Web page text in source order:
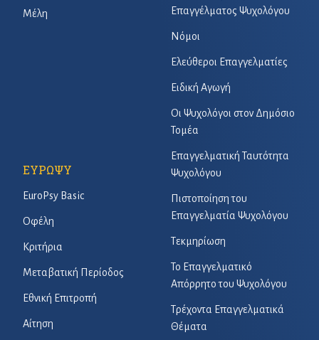
Μέλη
Επαγγέλματος Ψυχολόγου
Νόμοι
Ελεύθεροι Επαγγελματίες
Ειδική Αγωγή
Οι Ψυχολόγοι στον Δημόσιο
Τομέα
Επαγγελματική Ταυτότητα
Ψυχολόγου
Πιστοποίηση του
Επαγγελματία Ψυχολόγου
Τεκμηρίωση
Το Επαγγελματικό
Απόρρητο του Ψυχολόγου
Τρέχοντα Επαγγελματικά
Θέματα
ΕΥΡΩΨΥ
EuroPsy Basic
Οφέλη
Κριτήρια
Μεταβατική Περίοδος
Εθνική Επιτροπή
Αίτηση